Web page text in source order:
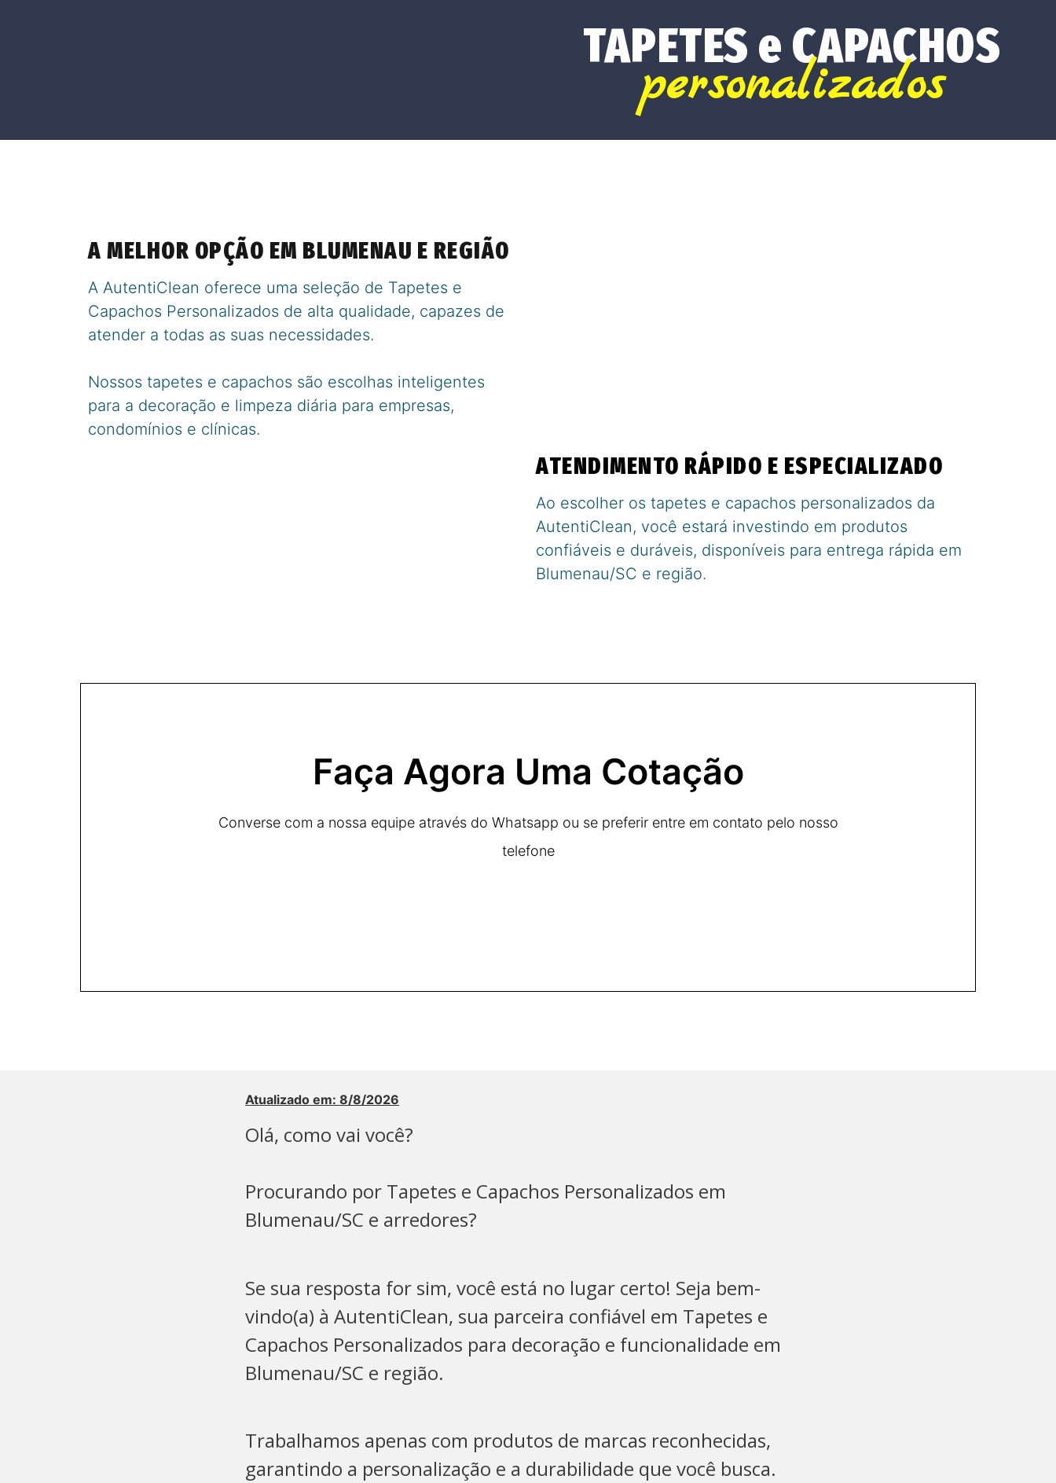
TAPETES e CAPACHOS
personalizados
A MELHOR OPÇÃO EM BLUMENAU E REGIÃO
A AutentiClean oferece uma seleção de Tapetes e
Capachos Personalizados de alta qualidade, capazes de
atender a todas as suas necessidades.
Nossos tapetes e capachos são escolhas inteligentes
para a decoração e limpeza diária para empresas,
condomínios e clínicas.
ATENDIMENTO RÁPIDO E ESPECIALIZADO
Ao escolher os tapetes e capachos personalizados da
AutentiClean, você estará investindo em produtos
confiáveis e duráveis, disponíveis para entrega rápida em
Blumenau/SC e região.
Faça Agora Uma Cotação
Converse com a nossa equipe através do Whatsapp ou se preferir entre em contato pelo nosso
telefone
Atualizado em: 8/8/2026
Olá, como vai você?
Procurando por Tapetes e Capachos Personalizados em
Blumenau/SC e arredores?
Se sua resposta for sim, você está no lugar certo! Seja bem-
vindo(a) à AutentiClean, sua parceira confiável em Tapetes e
Capachos Personalizados para decoração e funcionalidade em
Blumenau/SC e região.
Trabalhamos apenas com produtos de marcas reconhecidas,
garantindo a personalização e a durabilidade que você busca.